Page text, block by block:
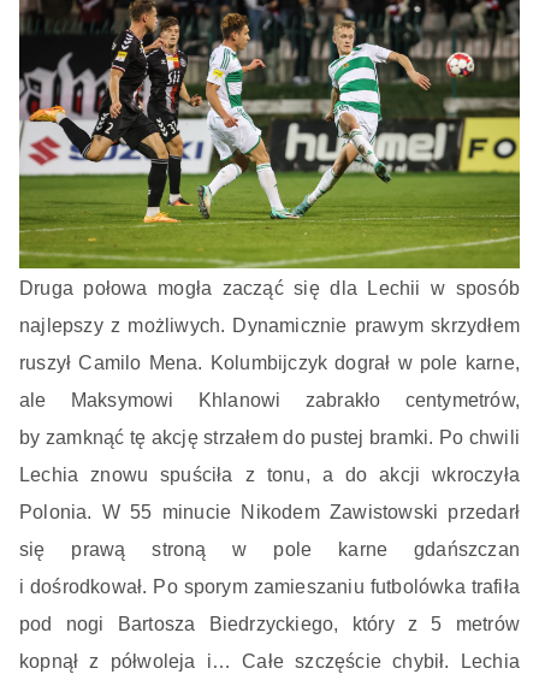
Druga połowa mogła zacząć się dla Lechii w sposób
najlepszy z możliwych. Dynamicznie prawym skrzydłem
ruszył Camilo Mena. Kolumbijczyk dograł w pole karne,
ale Maksymowi Khlanowi zabrakło centymetrów,
by zamknąć tę akcję strzałem do pustej bramki. Po chwili
Lechia znowu spuściła z tonu, a do akcji wkroczyła
Polonia. W 55 minucie Nikodem Zawistowski przedarł
się prawą stroną w pole karne gdańszczan
i dośrodkował. Po sporym zamieszaniu futbolówka trafiła
pod nogi Bartosza Biedrzyckiego, który z 5 metrów
kopnął z półwoleja i… Całe szczęście chybił. Lechia